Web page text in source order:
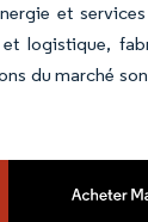
et
logistique,
du marché